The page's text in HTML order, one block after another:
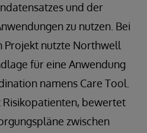
und der
zu nutzen. Bei
Projekt nutzte Northwell
für eine Anwendung
namens Care Tool.
bewertet
zwischen